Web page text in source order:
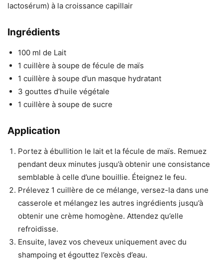
lactosérum) à la croissance capillair
Ingrédients
100 ml de Lait
1 cuillère à soupe de fécule de maïs
1 cuillère à soupe d’un masque hydratant
3 gouttes d’huile végétale
1 cuillère à soupe de sucre
Application
Portez à ébullition le lait et la fécule de maïs. Remuez
pendant deux minutes jusqu’à obtenir une consistance
semblable à celle d’une bouillie. Éteignez le feu.
Prélevez 1 cuillère de ce mélange, versez-la dans une
casserole et mélangez les autres ingrédients jusqu’à
obtenir une crème homogène. Attendez qu’elle
refroidisse.
Ensuite, lavez vos cheveux uniquement avec du
shampoing et égouttez l’excès d’eau.